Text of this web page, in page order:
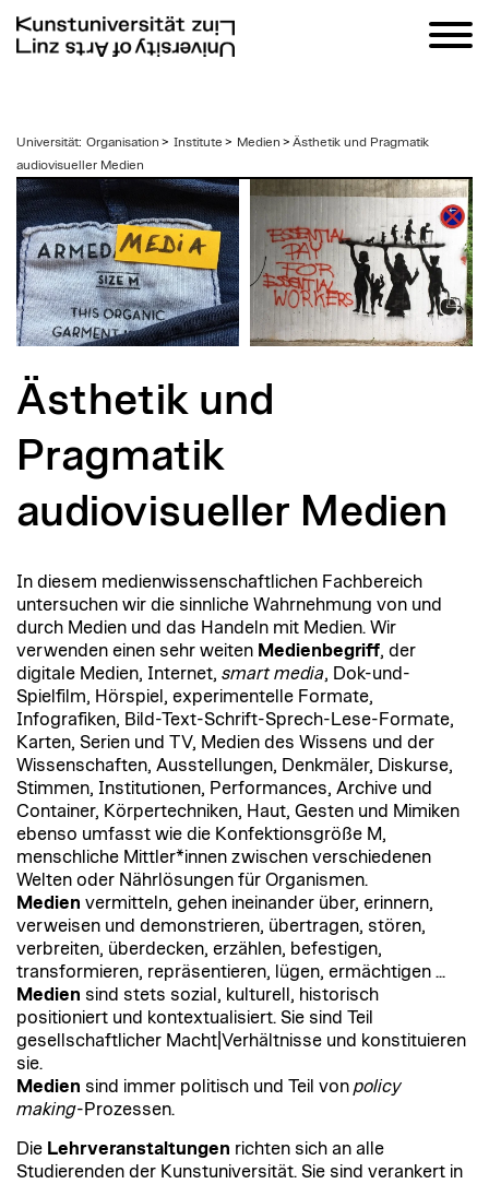
zum
Inhalt
Universität: Organisation > Institute > Medien > Ästhetik und Pragmatik
audiovisueller Medien
Ästhetik und
Pragmatik
audiovisueller Medien
In diesem medienwissenschaftlichen Fachbereich
untersuchen wir die sinnliche Wahrnehmung von und
durch Medien und das Handeln mit Medien. Wir
verwenden einen sehr weiten Medienbegriff, der
digitale Medien, Internet, smart media, Dok-und-
Spielfilm, Hörspiel, experimentelle Formate,
Infografiken, Bild-Text-Schrift-Sprech-Lese-Formate,
Karten, Serien und TV, Medien des Wissens und der
Wissenschaften, Ausstellungen, Denkmäler, Diskurse,
Stimmen, Institutionen, Performances, Archive und
Container, Körpertechniken, Haut, Gesten und Mimiken
ebenso umfasst wie die Konfektionsgröße M,
menschliche Mittler*innen zwischen verschiedenen
Welten oder Nährlösungen für Organismen.
Medien vermitteln, gehen ineinander über, erinnern,
verweisen und demonstrieren, übertragen, stören,
verbreiten, überdecken, erzählen, befestigen,
transformieren, repräsentieren, lügen, ermächtigen ...
Medien sind stets sozial, kulturell, historisch
positioniert und kontextualisiert. Sie sind Teil
gesellschaftlicher Macht|Verhältnisse und konstituieren
sie.
Medien sind immer politisch und Teil von policy
making-Prozessen.
Die Lehrveranstaltungen richten sich an alle
Studierenden der Kunstuniversität. Sie sind verankert in